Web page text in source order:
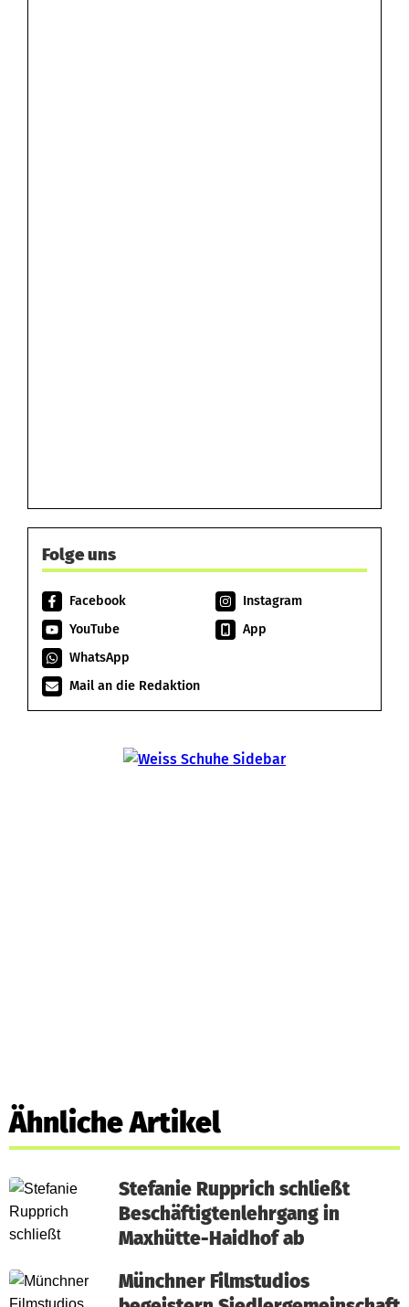
Folge uns
Facebook
Instagram
YouTube
App
WhatsApp
Mail an die Redaktion
Ähnliche Artikel
Stefanie Rupprich schließt
Beschäftigtenlehrgang in
Maxhütte-Haidhof ab
Münchner Filmstudios